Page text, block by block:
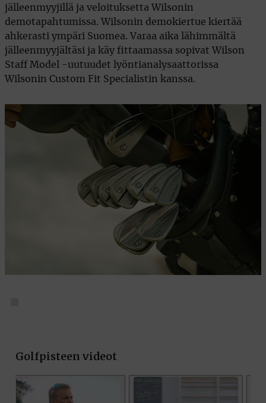
jälleenmyyjillä ja veloituksetta Wilsonin
demotapahtumissa. Wilsonin demokiertue kiertää
ahkerasti ympäri Suomea. Varaa aika lähimmältä
jälleenmyyjältäsi ja käy fittaamassa sopivat Wilson
Staff Model -uutuudet lyöntianalysaattorissa
Wilsonin Custom Fit Specialistin kanssa.